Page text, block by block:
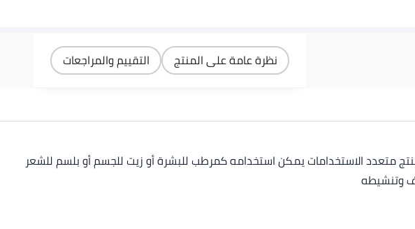
نظرة عامة على المنتج التقييم والمراجعات
متعدد الاستخدامات يمكن استخدامه كمرطب للبشرة أو زيت للجسم أو بلسم للشعر
وتنشيطه